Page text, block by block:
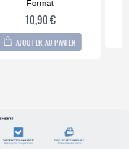
9,90
AJOUTER AU PANIER